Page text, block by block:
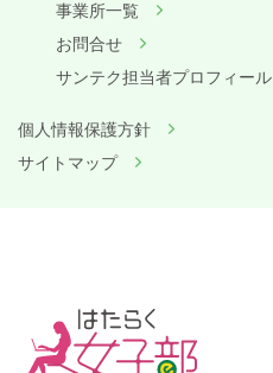
事業所一覧
お問合せ
サンテク担当者プロフィール
個人情報保護方針
サイトマップ